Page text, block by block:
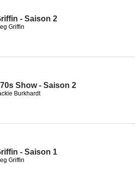
- Saison 2
Griffin
Show - Saison 2
Burkhardt
- Saison 1
Griffin